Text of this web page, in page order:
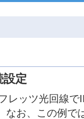
設定
レッツ光回線
なお、この例で